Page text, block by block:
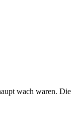
wach waren. Die